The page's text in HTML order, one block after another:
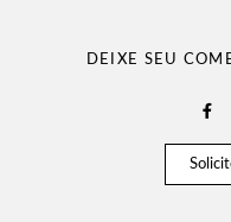
DEIXE SEU